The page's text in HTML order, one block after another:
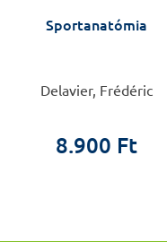
Sportanatómia
Delavier, Frédéric
8.900 Ft